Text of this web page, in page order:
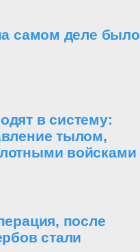
самом деле было
в систему:
тылом,
войсками
после
стали